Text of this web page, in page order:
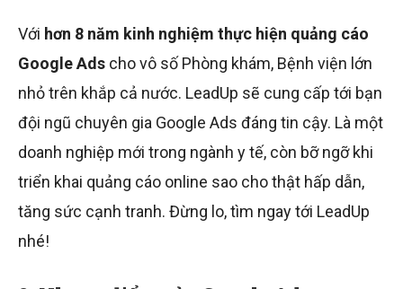
Với hơn 8 năm kinh nghiệm thực hiện quảng cáo
Google Ads cho vô số Phòng khám, Bệnh viện lớn
nhỏ trên khắp cả nước. LeadUp sẽ cung cấp tới bạn
đội ngũ chuyên gia Google Ads đáng tin cậy. Là một
doanh nghiệp mới trong ngành y tế, còn bỡ ngỡ khi
triển khai quảng cáo online sao cho thật hấp dẫn,
tăng sức cạnh tranh. Đừng lo, tìm ngay tới LeadUp
nhé!